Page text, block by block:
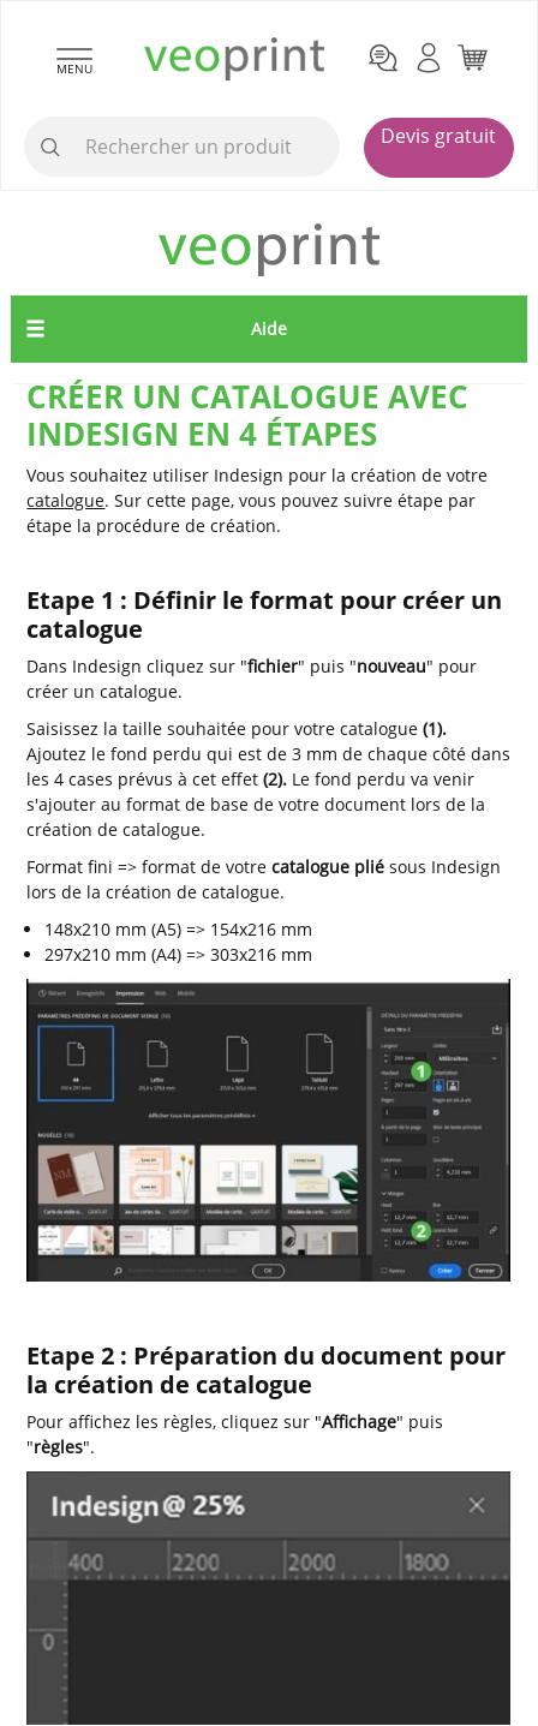
MENU
Devis gratuit
Aide
CRÉER UN CATALOGUE AVEC
INDESIGN EN 4 ÉTAPES
Vous souhaitez utiliser Indesign pour la création de votre
catalogue. Sur cette page, vous pouvez suivre étape par
étape la procédure de création.
Etape 1 : Définir le format pour créer un
catalogue
Dans Indesign cliquez sur "fichier" puis "nouveau" pour
créer un catalogue.
Saisissez la taille souhaitée pour votre catalogue(1).
Ajoutez le fond perdu qui est de 3 mm de chaque côté dans
les 4 cases prévus à cet effet(2). Le fond perdu va venir
s'ajouter au format de base de votre document lors de la
création de catalogue.
Format fini => format de votrecatalogue plié sous Indesign
lors de la création de catalogue.
148x210 mm (A5) => 154x216 mm
297x210 mm (A4) => 303x216 mm
Etape 2 : Préparation du document pour
la création de catalogue
Pour affichez les règles, cliquez sur "Affichage" puis
"règles".